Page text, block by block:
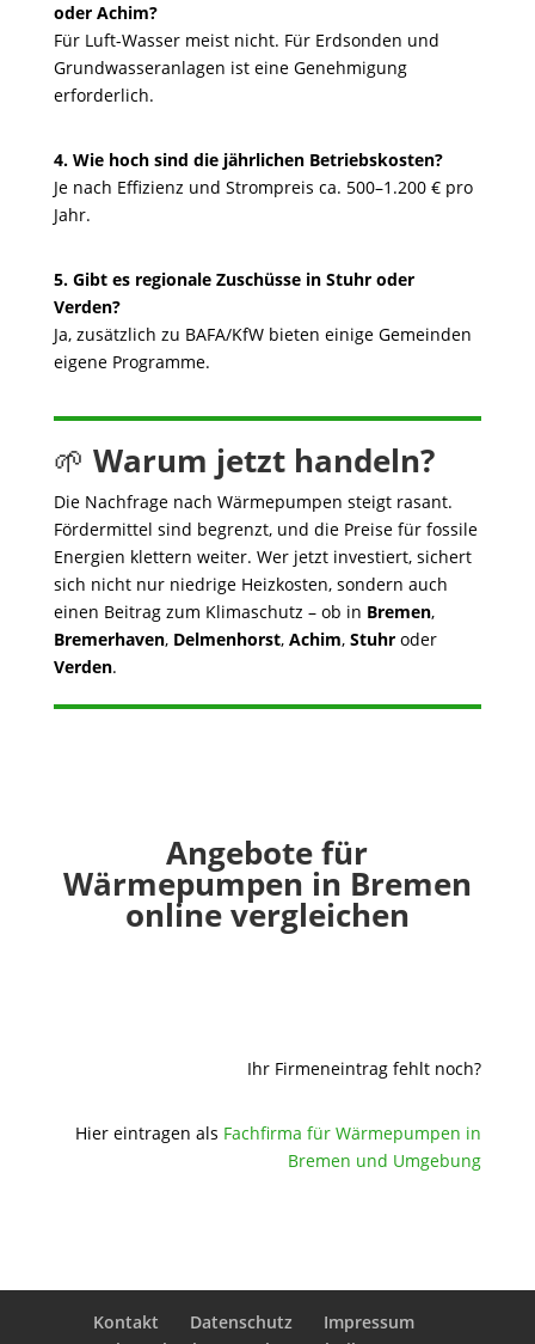
oder Achim?
Für Luft-Wasser meist nicht. Für Erdsonden und
Grundwasseranlagen ist eine Genehmigung
erforderlich.
4. Wie hoch sind die jährlichen Betriebskosten?
Je nach Effizienz und Strompreis ca. 500–1.200 € pro
Jahr.
5. Gibt es regionale Zuschüsse in Stuhr oder
Verden?
Ja, zusätzlich zu BAFA/KfW bieten einige Gemeinden
eigene Programme.
🌱 Warum jetzt handeln?
Die Nachfrage nach Wärmepumpen steigt rasant.
Fördermittel sind begrenzt, und die Preise für fossile
Energien klettern weiter. Wer jetzt investiert, sichert
sich nicht nur niedrige Heizkosten, sondern auch
einen Beitrag zum Klimaschutz – ob in Bremen,
Bremerhaven, Delmenhorst, Achim, Stuhroder
Verden.
Angebote für
Wärmepumpen in Bremen
online vergleichen
Ihr Firmeneintrag fehlt noch?
Hier eintragen als Fachfirma für Wärmepumpen in
Bremen und Umgebung
Kontakt Datenschutz
Impressum